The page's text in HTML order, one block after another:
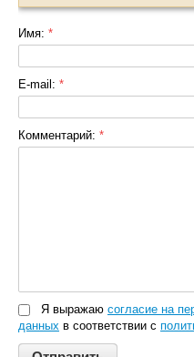
Имя: *
E-mail: *
Комментарий: *
Я выражаю согласие на
данных в соответствии с